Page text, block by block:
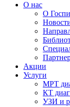
О нас
О
Акции
Услуги
МРТ
КТ
УЗИ и